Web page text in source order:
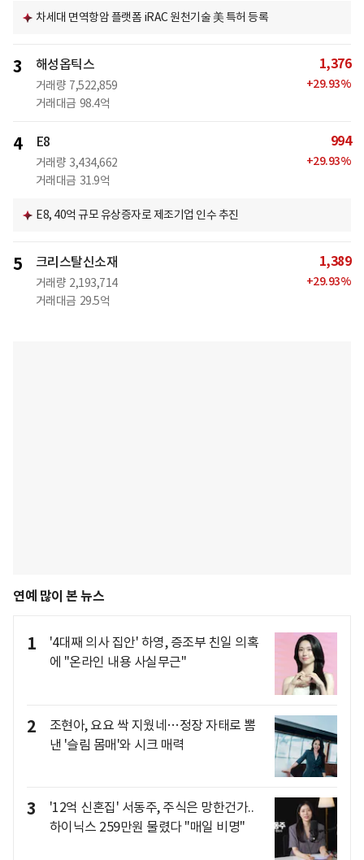
차세대 면역항암 플랫폼 iRAC 원천기술 美 특허 등록
3 해성옵틱스
거래량 7,522,859
거래대금 98.4억
1,376
+29.93%
4 E8
거래량 3,434,662
거래대금 31.9억
994
+29.93%
E8, 40억 규모 유상증자로 제조기업 인수 추진
5 크리스탈신소재
거래량 2,193,714
거래대금 29.5억
1,389
+29.93%
연예 많이 본 뉴스
1
'4대째 의사 집안' 하영, 증조부 친일 의혹
에 "온라인 내용 사실무근"
2
조현아, 요요 싹 지웠네…정장 자태로 뽐
낸 '슬림 몸매'와 시크 매력
3
'12억 신혼집' 서동주, 주식은 망한건가..
하이닉스 259만원 물렸다 "매일 비명"